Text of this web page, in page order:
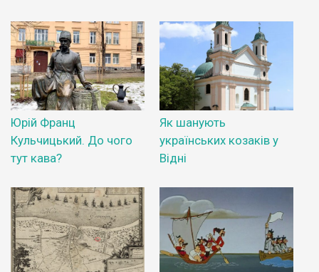
Юрій Франц
Кульчицький. До чого
тут кава?
Як шанують
українських козаків у
Відні